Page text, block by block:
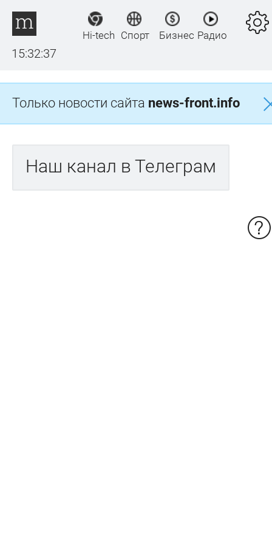
15:32:37
Hi-tech Спорт Бизнес Радио
Только новости сайта news-front.info
Наш канал в Телеграм